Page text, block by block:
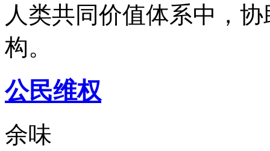
人类共同价值体系中，
构。
公民维权
余味